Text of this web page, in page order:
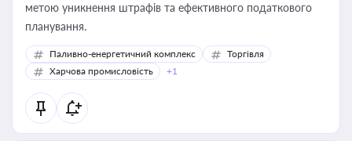
метою уникнення штрафів та ефективного податкового
планування.
Паливно-енергетичний комплекс
Торгівля
Харчова промисловість
+1